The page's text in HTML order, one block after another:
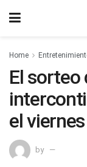
Home
El sorteo
el
by